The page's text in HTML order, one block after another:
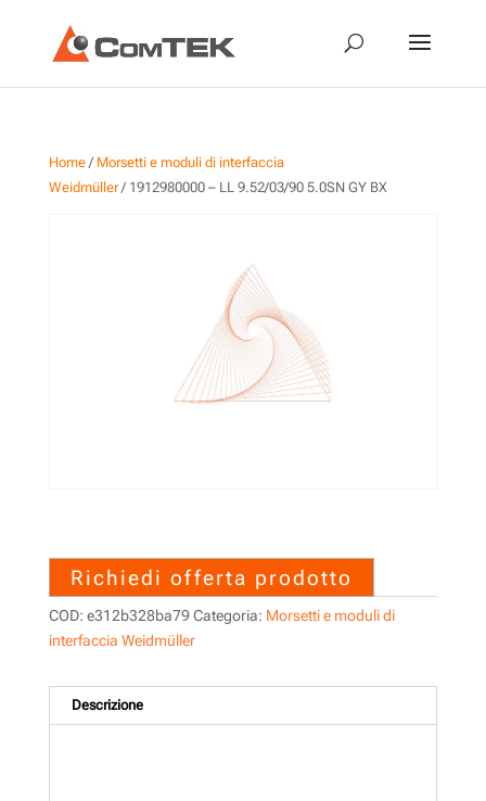
Home/ Morsetti e moduli di interfaccia
Weidmüller/ 1912980000 – LL 9.52/03/90 5.0SN GY BX
Richiedi offerta prodotto
COD: e312b328ba79 Categoria: Morsetti e moduli di
interfaccia Weidmüller
Descrizione